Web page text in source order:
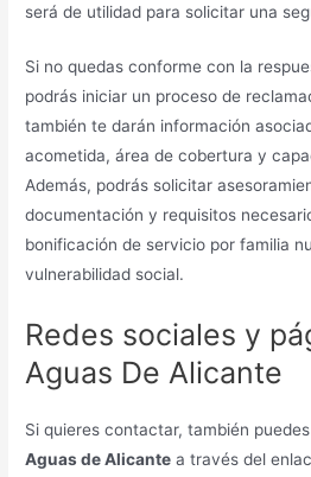
será de utilidad para solicitar una
Si no quedas conforme con la
podrás iniciar un proceso de
también te darán información
acometida, área de cobertura y
Además, podrás solicitar
documentación y requisitos
bonificación de servicio por familia
vulnerabilidad social.
Redes sociales y
Aguas De Alicante
Si quieres contactar, también
Aguas de Alicante a través del